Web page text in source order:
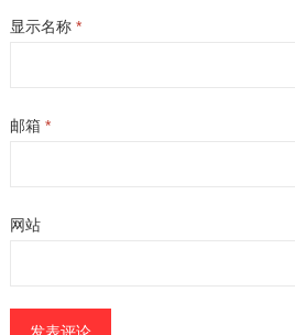
显示名称 *
邮箱 *
网站